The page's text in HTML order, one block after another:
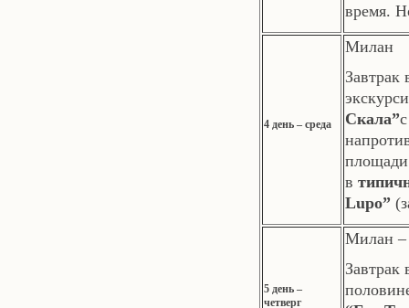
время.
4 день – среда
Милан
Завтрак
Скала”
в
Lupo”
5 день –
четверг
Милан –
Завтрак